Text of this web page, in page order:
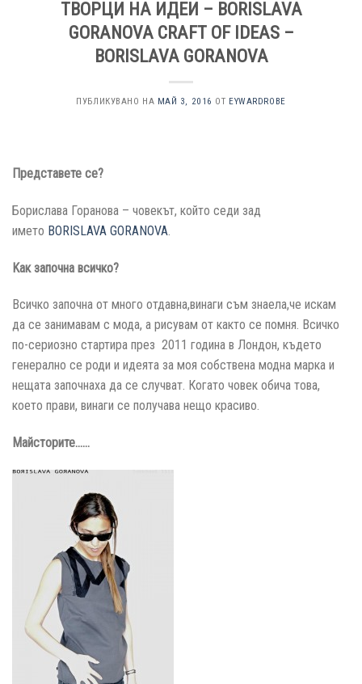
ТВОРЦИ НА ИДЕИ – BORISLAVA
GORANOVA CRAFT OF IDEAS –
BORISLAVA GORANOVA
ПУБЛИКУВАНО НА МАЙ 3, 2016 ОТ EYWARDROBE
Представете се?
Борислава Горанова – човекът, който седи зад
името BORISLAVA GORANOVA.
Kак започна всичко?
Всичко започна от много отдавна,винаги съм знаела,че искам
да се занимавам с мода, а рисувам от както се помня. Всичко
по-сериозно стартира през 2011 година в Лондон, където
генерално се роди и идеята за моя собствена модна марка и
нещата започнаха да се случват. Когато човек обича това,
което прави, винаги се получава нещо красиво.
Майсторите……